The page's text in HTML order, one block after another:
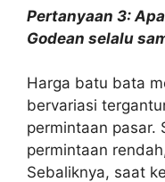
Pertanyaan 3:
Godean selalu
Harga batu bata
bervariasi
permintaan pasar.
permintaan
Sebaliknya, saat